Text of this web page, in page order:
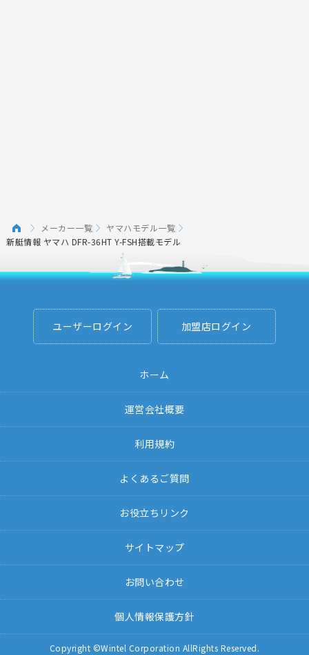
メーカー一覧
ヤマハモデル一覧
新艇情報 ヤマハ DFR-36HT Y-FSH搭載モデル
ユーザーログイン 加盟店ログイン
ホーム
運営会社概要
利用規約
よくあるご質問
お役立ちリンク
サイトマップ
お問い合わせ
個人情報保護方針
Copyright ©Wintel Corporation AllRights Reserved.